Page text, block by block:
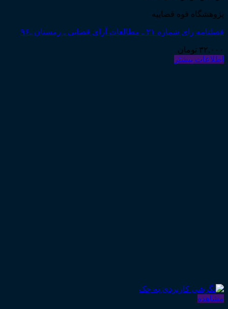
پژوهشگاه قوه قضاییه
فصلنامه رای شماره ۲۱ ـ مطالعات آرای قضایی ـ زمستان ـ۹۶
۳۲,۰۰۰ تومان
اطلاعات بیشتر
مشاهده